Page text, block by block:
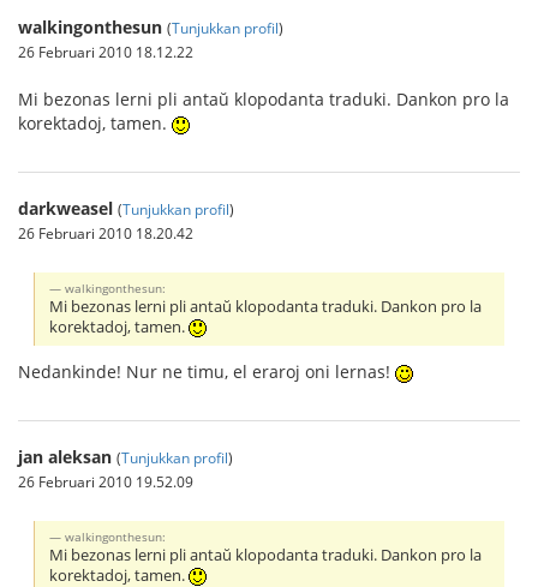
walkingonthesun (Tunjukkan profil)
26 Februari 2010 18.12.22
Mi bezonas lerni pli antaŭ klopodanta traduki. Dankon pro la
korektadoj, tamen.
darkweasel (Tunjukkan profil)
26 Februari 2010 18.20.42
walkingonthesun:
Mi bezonas lerni pli antaŭ klopodanta traduki. Dankon pro la
korektadoj, tamen.
Nedankinde! Nur ne timu, el eraroj oni lernas!
jan aleksan (Tunjukkan profil)
26 Februari 2010 19.52.09
walkingonthesun:
Mi bezonas lerni pli antaŭ klopodanta traduki. Dankon pro la
korektadoj, tamen.